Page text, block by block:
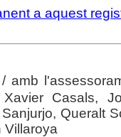
a aquest
amb
Casals,
Queralt
Villaroya